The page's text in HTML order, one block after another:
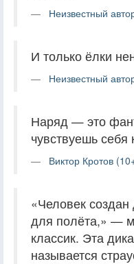
Неизвестный
И только ёлки
Неизвестный
Наряд — это
чувствуешь себя
Виктор Кротов
«Человек
для полёта,» —
классик. Эта
называется